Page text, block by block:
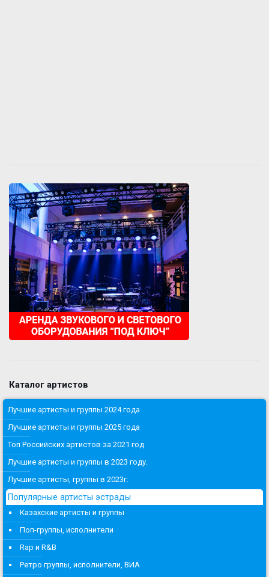
Каталог артистов
Лучшие артисты и группы 2024 года
Лучшие артисты и группы 2025 года
Топ Российских артистов за 2021 год
Лучшие артисты и группы в 2023 году.
Лучшие артисты, группы в 2023г.
Популярные артисты эстрады
Казахские артисты и группы
Поп-группы, исполнители
Rap и R&B
Ретро группы, исполнители, ВИА